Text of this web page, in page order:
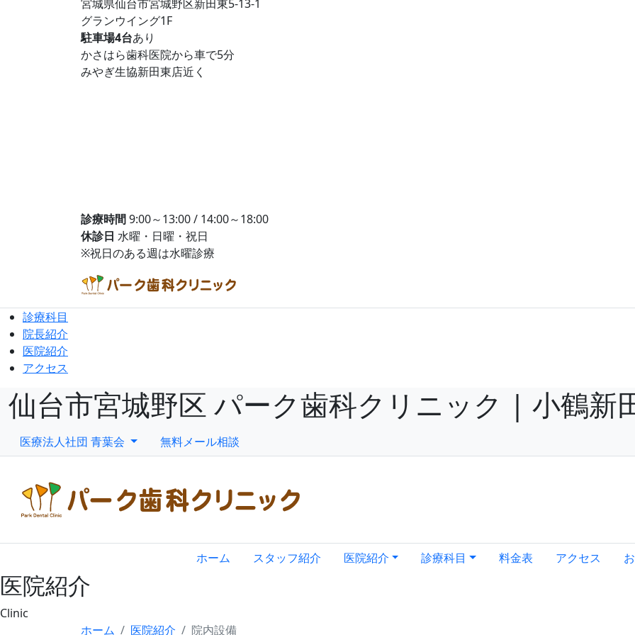
宮城県仙台市宮城野区新田東5-13-1
グランウイング1F
駐車場4台あり
かさはら歯科医院から車で5分
みやぎ生協新田東店近く
診療時間9:00～13:00 / 14:00～18:00
休診日 水曜・日曜・祝日
※祝日のある週は水曜診療
診療科目
院長紹介
医院紹介
アクセス
仙台市宮城野区 パーク歯科クリニック | 小鶴新
医療法人社団 青葉会 無料メール相談
ホーム スタッフ紹介 医院紹介 診療科目 料金表 アクセス
医院紹介
Clinic
ホーム
医院紹介 院内設備